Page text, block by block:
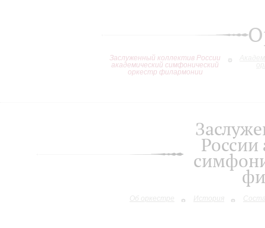
Заслуженный коллектив России
академический симфонический
оркестр филармонии
Об оркестре История